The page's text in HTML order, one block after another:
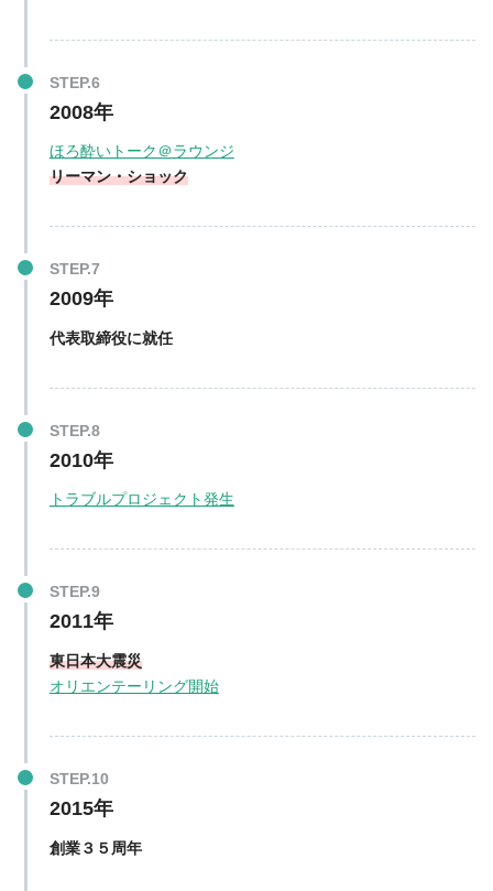
2008年
ほろ酔いトーク＠ラウンジ
リーマン・ショック
2009年
代表取締役に就任
2010年
トラブルプロジェクト発生
2011年
東日本大震災
オリエンテーリング開始
2015年
創業３５周年